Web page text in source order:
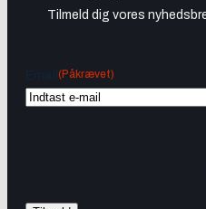
Tilmeld dig vores
(Påkrævet)